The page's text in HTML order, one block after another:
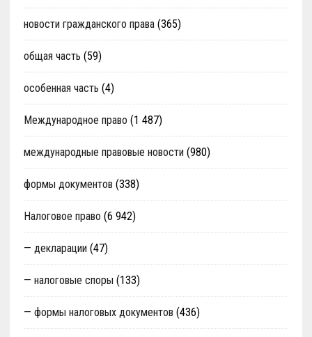
новости гражданского права(365)
общая часть (59)
особенная часть (4)
Международное право (1 487)
международные правовые новости (980)
формы документов (338)
Налоговое право (6 942)
— декларации (47)
— налоговые споры (133)
— формы налоговых документов (436)